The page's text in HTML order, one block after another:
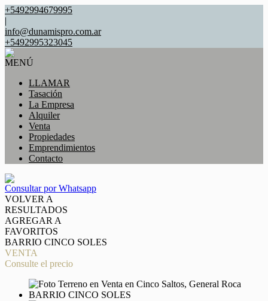
+5492994679995
|
info@dunamispro.com.ar
+5492995323045
MENÚ
LLAMAR
Tasación
La Empresa
Alquiler
Venta
Propiedades
Emprendimientos
Contacto
Consultar por Whatsapp
VOLVER A
RESULTADOS
AGREGAR A
FAVORITOS
BARRIO CINCO SOLES
VENTA
Consulte el precio